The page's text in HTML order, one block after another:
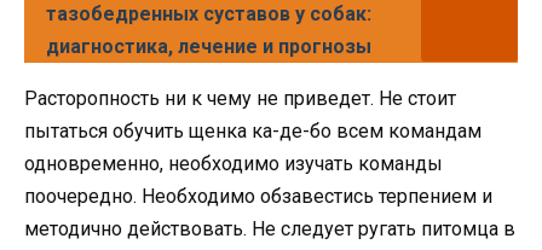
тазобедренных суставов у собак:
диагностика, лечение и прогнозы
Расторопность ни к чему не приведет. Не стоит
пытаться обучить щенка ка-де-бо всем командам
одновременно, необходимо изучать команды
поочередно. Необходимо обзавестись терпением и
методично действовать. Не следует ругать питомца в